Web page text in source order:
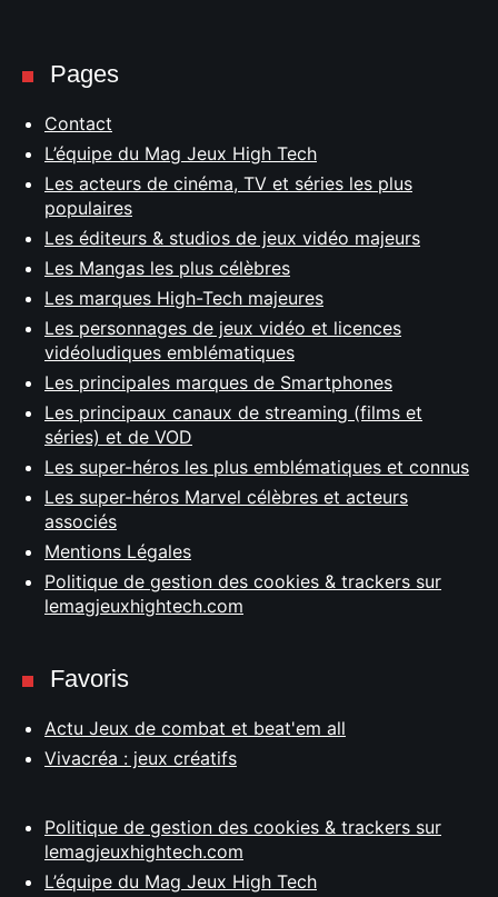
Pages
Contact
L’équipe du Mag Jeux High Tech
Les acteurs de cinéma, TV et séries les plus
populaires
Les éditeurs & studios de jeux vidéo majeurs
Les Mangas les plus célèbres
Les marques High-Tech majeures
Les personnages de jeux vidéo et licences
vidéoludiques emblématiques
Les principales marques de Smartphones
Les principaux canaux de streaming (films et
séries) et de VOD
Les super-héros les plus emblématiques et connus
Les super-héros Marvel célèbres et acteurs
associés
Mentions Légales
Politique de gestion des cookies & trackers sur
lemagjeuxhightech.com
Favoris
Actu Jeux de combat et beat'em all
Vivacréa : jeux créatifs
Politique de gestion des cookies & trackers sur
lemagjeuxhightech.com
L’équipe du Mag Jeux High Tech